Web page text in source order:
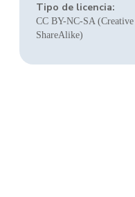
Tipo de licencia:
CC BY-NC-SA
ShareAlike)